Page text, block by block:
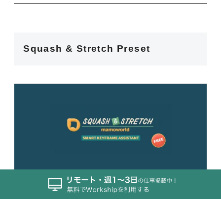
Squash & Stretch Preset
プロによる手作りのアニメーションエフェクト。カ